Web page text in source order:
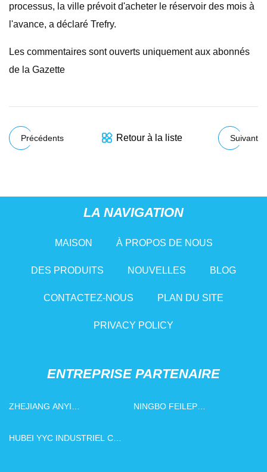
processus, la ville prévoit d'acheter le réservoir des mois à
l'avance, a déclaré Trefry.
Les commentaires sont ouverts uniquement aux abonnés
de la Gazette
Précédents Retour à la liste Suivant
LA NAVIGATION
MAISON À PROPOS DE NOUS
DES PRODUITS NOUVELLES BLOG
CONTACTEZ-NOUS PLAN DU SITE
PRIVACY POLICY
ENTREPRISE PARTENAIRE
ZHEJIANG ANYI
QUINCAILLERIE CO., LTD.
NINGBO FEILEP
HUBEI YYC INDUSTRIEL CO.,